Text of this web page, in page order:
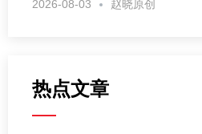
2026-08-03 赵晓原创
热点文章